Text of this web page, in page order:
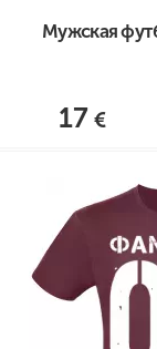
Мужская
17